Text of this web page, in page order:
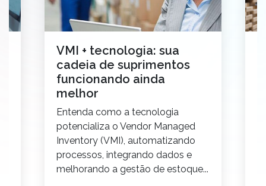
VMI + tecnologia: sua
cadeia de suprimentos
funcionando ainda
melhor
Entenda como a tecnologia
potencializa o Vendor Managed
Inventory (VMI), automatizando
processos, integrando dados e
melhorando a gestão de estoque...